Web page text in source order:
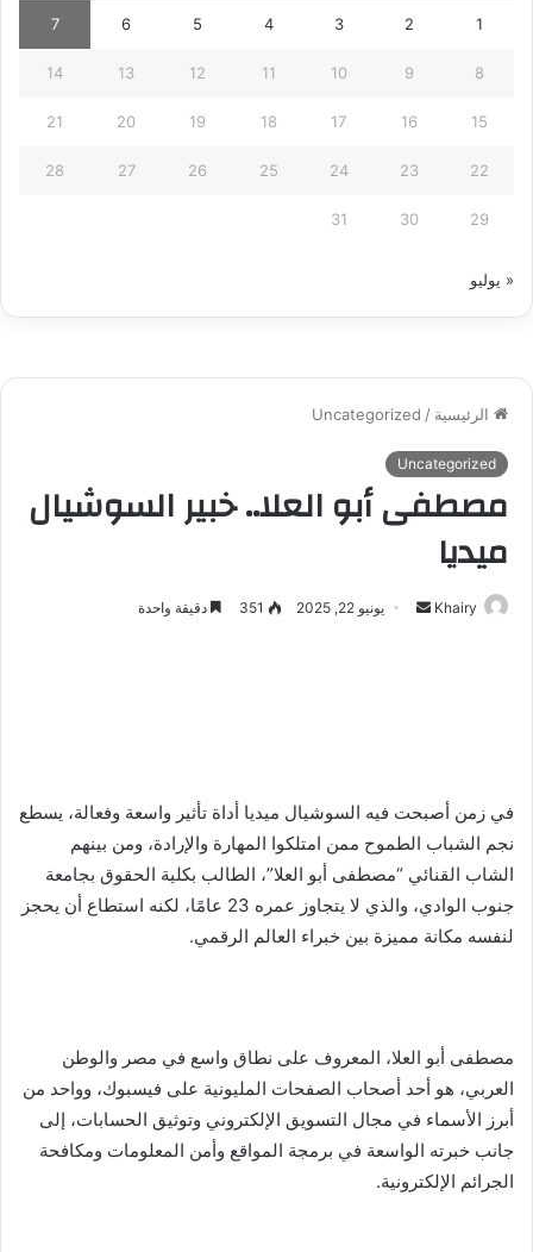
1
2
3
4
5
6
7
8
9
10
11
12
13
14
15
16
17
18
19
20
21
22
23
24
25
26
27
28
29
30
31
« يوليو